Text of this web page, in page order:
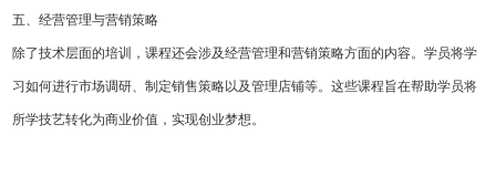
五、经营管理与营销策略
除了技术层面的培训，课程还会涉及经营管理和营销策略方面的内容。学员将学
习如何进行市场调研、制定销售策略以及管理店铺等。这些课程旨在帮助学员将
所学技艺转化为商业价值，实现创业梦想。